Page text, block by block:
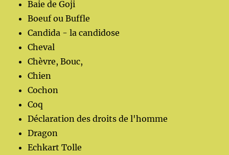
Baie de Goji
Boeuf ou Buffle
Candida - la candidose
Cheval
Chèvre, Bouc,
Chien
Cochon
Coq
Déclaration des droits de l'homme
Dragon
Echkart Tolle